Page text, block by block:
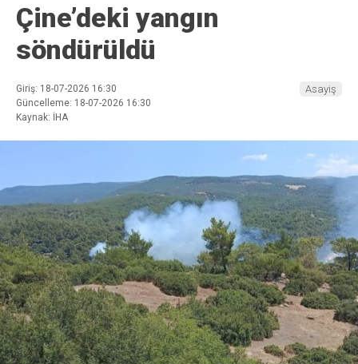
Çine’deki yangın
söndürüldü
Giriş: 18-07-2026 16:30
Güncelleme: 18-07-2026 16:30
Kaynak: İHA
Asayiş